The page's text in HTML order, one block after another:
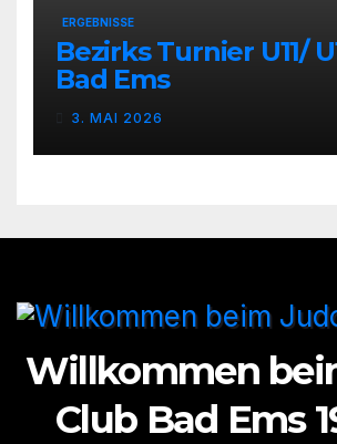
ERGEBNISSE
Bezirks Turnier U11/
Bad Ems
3. MAI 2026
Willkommen
Club Bad Ems